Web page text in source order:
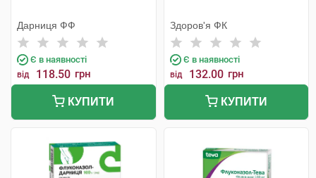
Дарниця ФФ
Є в наявності
від 118.50 грн
КУПИТИ
Здоров'я ФК
Є в наявності
від 132.00 грн
КУПИТИ